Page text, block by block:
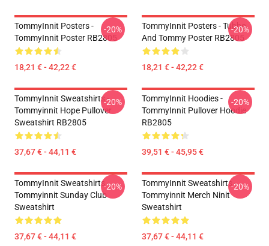
TommyInnit Posters -
TommyInnit Poster RB2805
18,21 € - 42,22 €
-20%
TommyInnit Posters - Tubbo
And Tommy Poster RB2805
18,21 € - 42,22 €
-20%
TommyInnit Sweatshirts -
Tommyinnit Hope Pullover
Sweatshirt RB2805
37,67 € - 44,11 €
-20%
TommyInnit Hoodies -
TommyInnit Pullover Hoodie
RB2805
39,51 € - 45,95 €
-20%
TommyInnit Sweatshirts -
Tommyinnit Sunday Club
Sweatshirt
37,67 € - 44,11 €
-20%
TommyInnit Sweatshirts -
Tommyinnit Merch Ninit
Sweatshirt
37,67 € - 44,11 €
-20%